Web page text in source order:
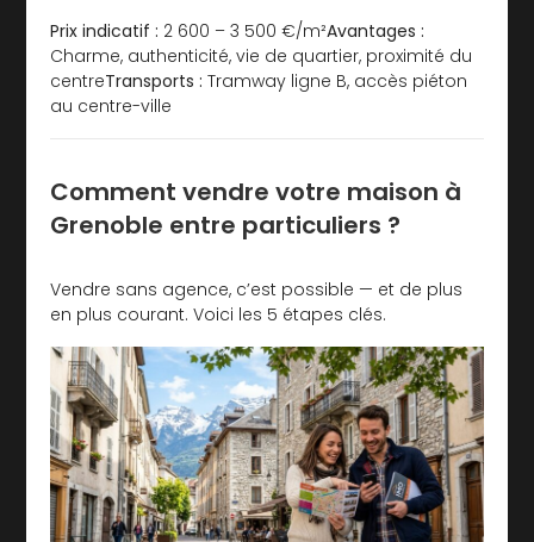
Prix indicatif : 2 600 – 3 500 €/m²Avantages :
Charme, authenticité, vie de quartier, proximité du
centreTransports : Tramway ligne B, accès piéton
au centre-ville
Comment vendre votre maison à
Grenoble entre particuliers ?
Vendre sans agence, c’est possible — et de plus
en plus courant. Voici les 5 étapes clés.